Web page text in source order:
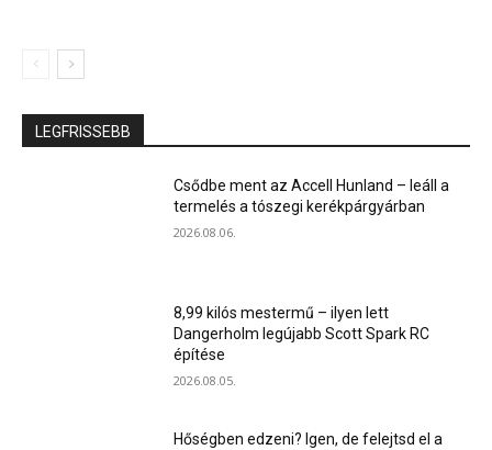
LEGFRISSEBB
Csődbe ment az Accell Hunland – leáll a
termelés a tószegi kerékpárgyárban
2026.08.06.
8,99 kilós mestermű – ilyen lett
Dangerholm legújabb Scott Spark RC
építése
2026.08.05.
Hőségben edzeni? Igen, de felejtsd el a